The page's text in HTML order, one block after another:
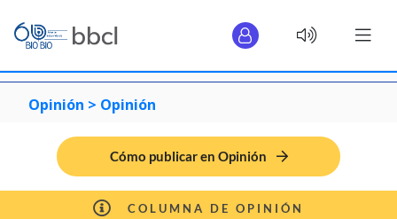
Opinión > Opinión
Cómo publicar en Opinión
COLUMNA DE OPINIÓN